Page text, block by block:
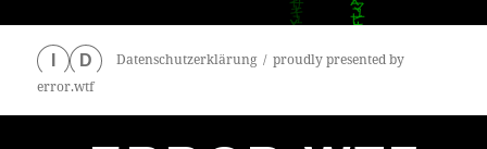
D Datenschutzerklärung
proudly presented by
error.wtf